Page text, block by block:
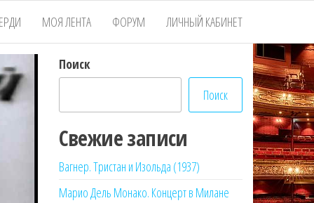
МОЯ ЛЕНТА ФОРУМ ЛИЧНЫЙ КАБИНЕТ
Поиск
Поиск
Свежие записи
Вагнер. Тристан и Изольда (1937)
Марио Дель Монако. Концерт в Милане